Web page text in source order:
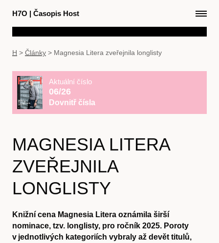
H7O | Časopis Host
H > Články > Magnesia Litera zveřejnila longlisty
Aktuální číslo
06/26
Dovnitř čísla
MAGNESIA LITERA
ZVEŘEJNILA
LONGLISTY
Knižní cena Magnesia Litera oznámila širší
nominace, tzv. longlisty, pro ročník 2025. Poroty
v jednotlivých kategoriích vybraly až devět titulů,